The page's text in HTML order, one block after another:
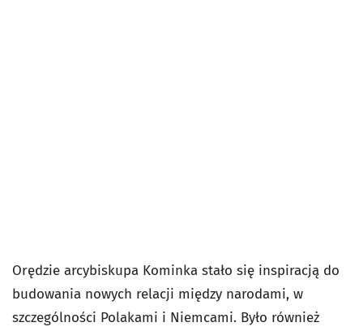
Orędzie arcybiskupa Kominka stało się inspiracją do
budo­wania nowych relacji między narodami, w
szczególności Polakami i Niemcami. Było również